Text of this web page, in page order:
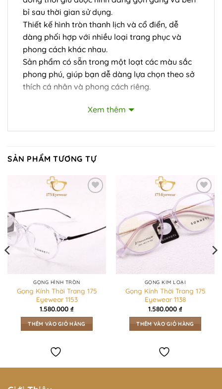
bỉ sau thời gian sử dụng.
Thiết kế hình tròn thanh lịch và cổ điển, dễ
dàng phối hợp với nhiều loại trang phục và
phong cách khác nhau.
Sản phẩm có sẵn trong một loạt các màu sắc
phong phú, giúp bạn dễ dàng lựa chọn theo sở
thích cá nhân và phong cách riêng.
Xem thêm
SẢN PHẨM TƯƠNG TỰ
GỌNG HÌNH TRÒN
Gọng Kính Thời Trang 175
Eyewear 1153
1.580.000 ₫
THÊM VÀO GIỎ HÀNG
GỌNG KIM LOẠI
Gọng Kính Thời Trang 175
Eyewear 1138
1.580.000 ₫
THÊM VÀO GIỎ HÀNG